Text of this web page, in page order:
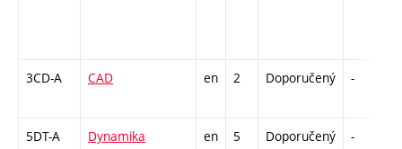
3CD-A CAD en 2 Doporučený -
5DT-A Dynamika en 5 Doporučený -